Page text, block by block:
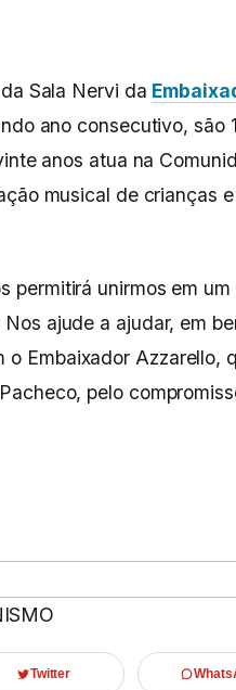
Sala Nervi da
ano consecutivo, são
anos atua na
musical de crianças e
permitirá unirmos em um
ajude a ajudar, em
o Embaixador Azzarello,
pelo
Twitter